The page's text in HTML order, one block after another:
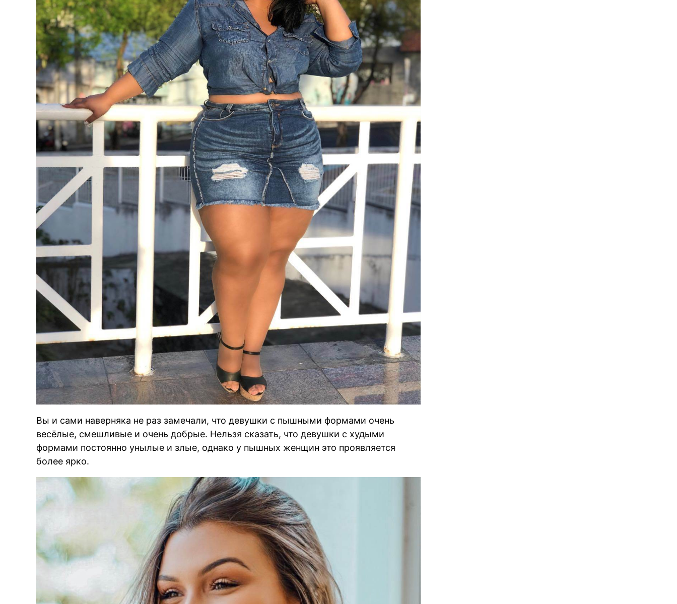
Вы и сами наверняка не раз замечали, что девушки с пышными формами очень
весёлые, смешливые и очень добрые. Нельзя сказать, что девушки с худыми
формами постоянно унылые и злые, однако у пышных женщин это проявляется
более ярко.